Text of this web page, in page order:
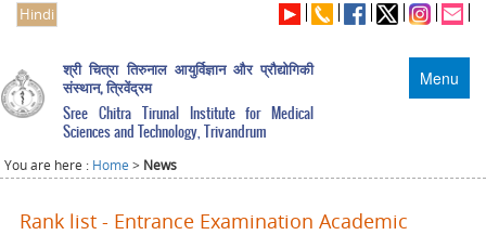
Hindi
Menu
श्री चित्रा तिरुनाल आयुर्विज्ञान और प्रौद्योगिकी
संस्थान, त्रिवेंद्रम
Sree Chitra Tirunal Institute for Medical
Sciences and Technology, Trivandrum
You are here : Home > News
Rank list - Entrance Examination Academic